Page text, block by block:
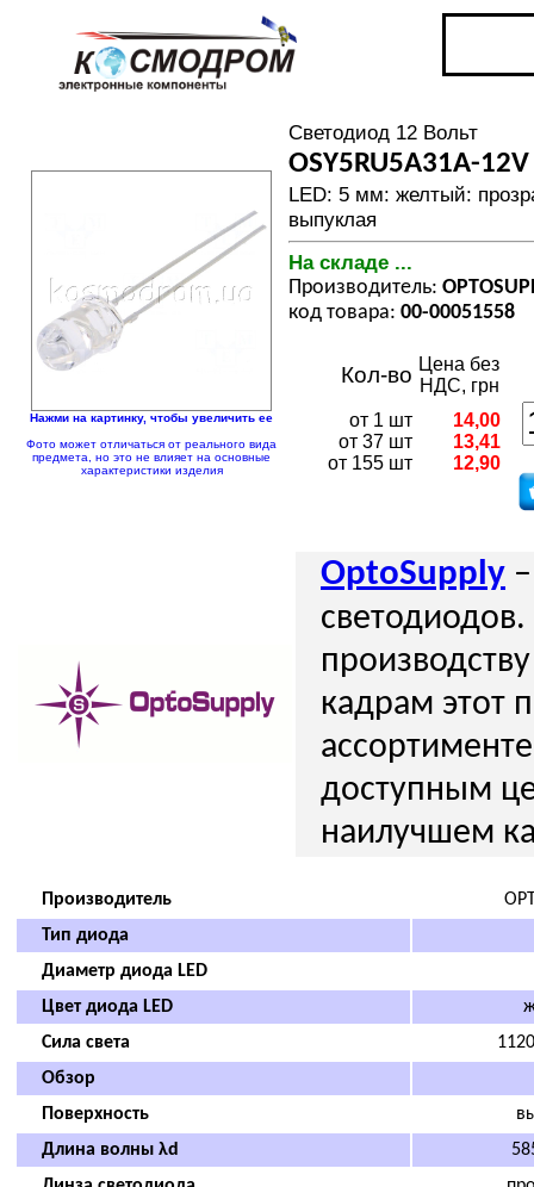
Нажми на картинку, чтобы увеличить ее
Фото может отличаться от реального вида
предмета, но это не влияет на основные
характеристики изделия
Светодиод 12 Вольт
OSY5RU5A31A-12V
LED: 5 мм: желтый:
выпуклая
На складе ...
Производитель:
код товара: 00-00051558
Кол-во Цена без
НДС, грн
от 1 шт
от 37 шт
от 155 шт
14,00
13,41
12,90
OptoSupply
кадрам этот
доступным
наилучшем
Производитель
Тип диода
Диаметр диода LED
Цвет диодa LED
Сила света
Обзор
Поверхность
Длина волны λd